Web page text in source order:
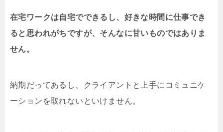
在宅ワークは自宅でできるし、好きな時間に仕事でき
ると思われがちですが、そんなに甘いものではありま
せん。
納期だってあるし、クライアントと上手にコミュニケ
ーションを取れないといけません。